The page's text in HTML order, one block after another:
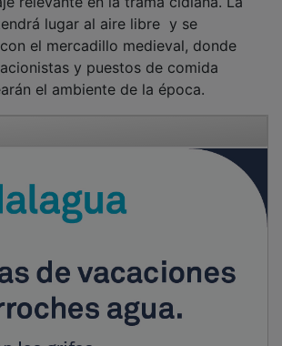
lugar al aire libre y se
el mercadillo medieval, donde
y puestos de comida
el ambiente de la época.